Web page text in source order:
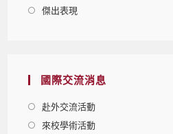
傑出表現
國際交流消息
赴外交流活動
來校學術活動